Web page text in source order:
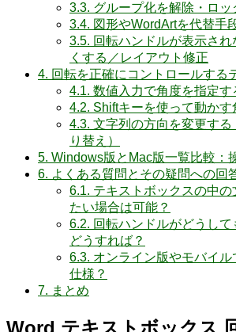
3.3. グループ化を解除・ロッ
3.4. 図形やWordArtを代替手
3.5. 回転ハンドルが表示さ
くする／レイアウト修正
4. 回転を正確にコントロールする
4.1. 数値入力で角度を指定す
4.2. Shiftキーを使って動かす
4.3. 文字列の方向を変更す
り替え）
5. Windows版とMac版一覧比較：
6. よくある質問とその疑問への回
6.1. テキストボックスの中
たい場合は可能？
6.2. 回転ハンドルがどうして
どうすれば？
6.3. オンライン版やモバイ
仕様？
7. まとめ
Word テキストボックス